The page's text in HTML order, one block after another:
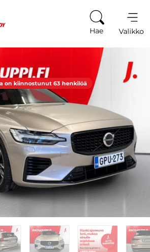
Hae Valikko
on kiinnostunut 63 henkilöä